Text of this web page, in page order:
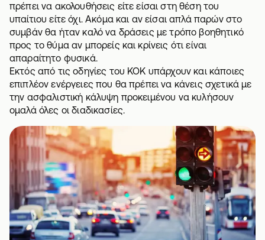
πρέπει να ακολουθήσεις είτε είσαι στη θέση του
υπαίτιου είτε όχι. Ακόμα και αν είσαι απλά παρών στο
συμβάν θα ήταν καλό να δράσεις με τρόπο βοηθητικό
προς το θύμα αν μπορείς και κρίνεις ότι είναι
απαραίτητο φυσικά.
Εκτός από τις οδηγίες του ΚΟΚ υπάρχουν και κάποιες
επιπλέον ενέργειες που θα πρέπει να κάνεις σχετικά με
την ασφαλιστική κάλυψη προκειμένου να κυλήσουν
ομαλά όλες οι διαδικασίες.